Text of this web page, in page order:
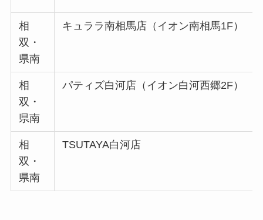
相
双・
県南
キュララ南相馬店（イオン南相馬1F）
相
双・
県南
パティズ白河店（イオン白河西郷2F）
相
双・
県南
TSUTAYA白河店